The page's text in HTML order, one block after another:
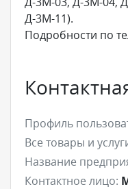
Д-3М-11).
Подробности по
Профиль
Все товары и
Название
Контактное лицо: